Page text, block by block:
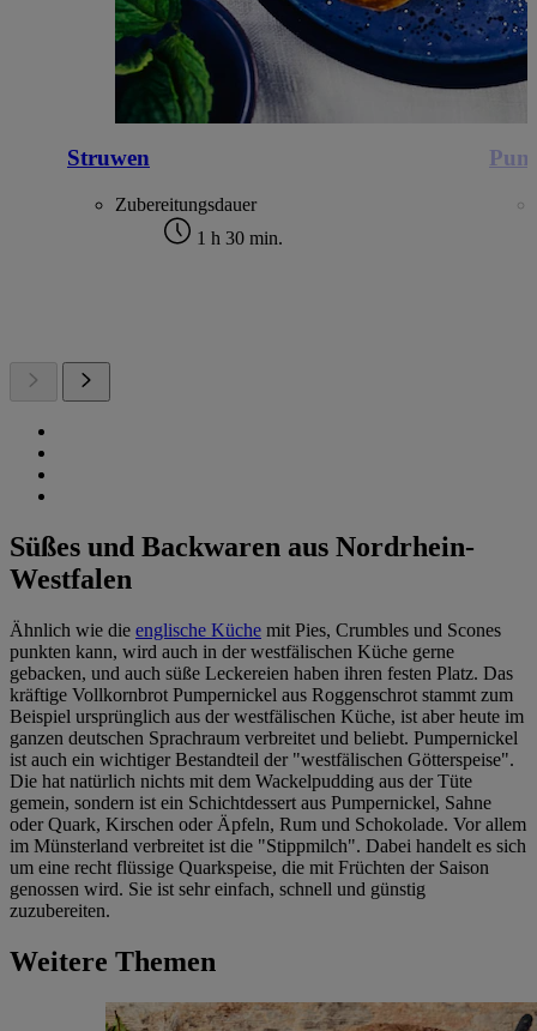
Struwen
Zubereitungsdauer
1 h 30 min.
Süßes und Backwaren aus Nordrhein-
Westfalen
Ähnlich wie die englische Küche mit Pies, Crumbles und Scones
punkten kann, wird auch in der westfälischen Küche gerne
gebacken, und auch süße Leckereien haben ihren festen Platz. Das
kräftige Vollkornbrot Pumpernickel aus Roggenschrot stammt zum
Beispiel ursprünglich aus der westfälischen Küche, ist aber heute im
ganzen deutschen Sprachraum verbreitet und beliebt. Pumpernickel
ist auch ein wichtiger Bestandteil der "westfälischen Götterspeise".
Die hat natürlich nichts mit dem Wackelpudding aus der Tüte
gemein, sondern ist ein Schichtdessert aus Pumpernickel, Sahne
oder Quark, Kirschen oder Äpfeln, Rum und Schokolade. Vor allem
im Münsterland verbreitet ist die "Stippmilch". Dabei handelt es sich
um eine recht flüssige Quarkspeise, die mit Früchten der Saison
genossen wird. Sie ist sehr einfach, schnell und günstig
zuzubereiten.
Weitere Themen